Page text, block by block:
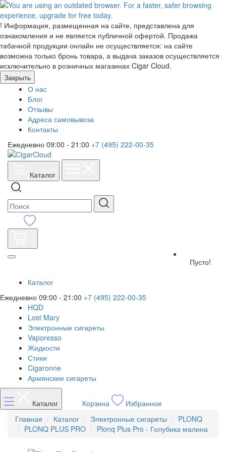
! Информация, размещенная на сайте, представлена для
ознакомления и не является публичной офертой. Продажа
табачной продукции онлайн не осуществляется: на сайте
возможна только бронь товара, а выдача заказов осуществляется
исключительно в розничных магазинах Cigar Cloud.
Закрыть
О нас
Блог
Отзывы
Адреса самовывоза
Контакты
Ежедневно 09:00 - 21:00 +7 (495) 222-00-35
Каталог
Пусто!
Каталог
Ежедневно 09:00 - 21:00 +7 (495) 222-00-35
HQD
Lost Mary
Электронные сигареты
Vaporesso
Жидкости
Стики
Cigaronne
Армянские сигареты
Каталог Корзина
Избранное
Главная
Каталог Электронные сигареты
PLONQ
PLONQ PLUS PRO
Plonq Plus Pro - Голубика малина